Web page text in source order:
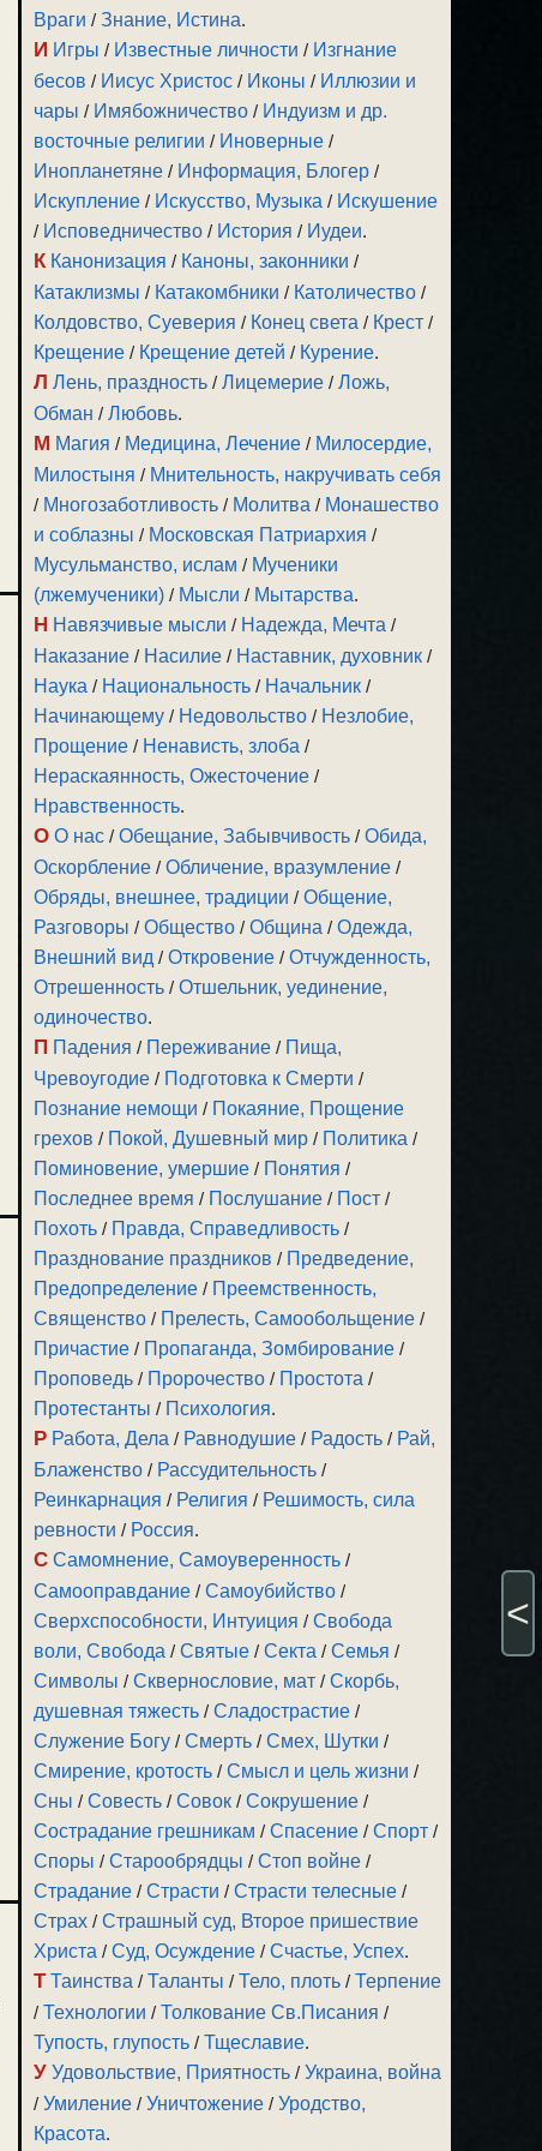
Враги /Знание, Истина.
И Игры / Известные личности / Изгнание
бесов / Иисус Христос / Иконы / Иллюзии и
чары / Имябожничество / Индуизм и др.
восточные религии / Иноверные /
Инопланетяне / Информация, Блогер /
Искупление / Искусство, Музыка / Искушение
/ Исповедничество / История / Иудеи.
К Канонизация / Каноны, законники /
Катаклизмы / Катакомбники / Католичество /
Колдовство, Суеверия / Конец света / Крест /
Крещение / Крещение детей / Курение.
Л Лень, праздность /Лицемерие /Ложь,
Обман /Любовь.
М Магия / Медицина, Лечение / Милосердие,
Милостыня / Мнительность, накручивать себя
/ Многозаботливость / Молитва / Монашество
и соблазны / Московская Патриархия /
Мусульманство, ислам / Мученики
(лжемученики) / Мысли / Мытарства.
Н Навязчивые мысли / Надежда, Мечта /
Наказание / Насилие / Наставник, духовник /
Наука / Национальность / Начальник /
Начинающему / Недовольство / Незлобие,
Прощение / Ненависть, злоба /
Нераскаянность, Ожесточение /
Нравственность.
О О нас /Обещание, Забывчивость /Обида,
Оскорбление /Обличение, вразумление /
Обряды, внешнее, традиции /Общение,
Разговоры /Общество /Община /Одежда,
Внешний вид /Откровение /Отчужденность,
Отрешенность /Отшельник, уединение,
одиночество.
П Падения / Переживание / Пища,
Чревоугодие / Подготовка к Смерти /
Познание немощи / Покаяние, Прощение
грехов / Покой, Душевный мир / Политика /
Поминовение, умершие / Понятия /
Последнее время / Послушание / Пост /
Похоть / Правда, Справедливость /
Празднование праздников / Предведение,
Предопределение / Преемственность,
Священство / Прелесть, Самообольщение /
Причастие / Пропаганда, Зомбирование /
Проповедь / Пророчество / Простота /
Протестанты / Психология.
Р Работа, Дела / Равнодушие / Радость / Рай,
Блаженство / Рассудительность /
Реинкарнация / Религия / Решимость, сила
ревности / Россия.
С Самомнение, Самоуверенность /
Самооправдание /Самоубийство /
Сверхспособности, Интуиция /Свобода
воли, Свобода /Святые /Секта /Семья /
Символы /Сквернословие, мат /Скорбь,
душевная тяжесть /Сладострастие /
Служение Богу /Смерть /Смех, Шутки /
Смирение, кротость /Смысл и цель жизни /
Сны /Совесть /Совок /Сокрушение /
Сострадание грешникам /Спасение /Спорт /
Споры /Старообрядцы /Стоп войне /
Страдание /Страсти /Страсти телесные /
Страх /Страшный суд, Второе пришествие
Христа /Суд, Осуждение /Счастье, Успех.
Т Таинства /Таланты /Тело, плоть /Терпение
/Технологии /Толкование Св.Писания /
Тупость, глупость /Тщеславие.
У Удовольствие, Приятность /Украина, война
/Умиление /Уничтожение /Уродство,
Красота.
<